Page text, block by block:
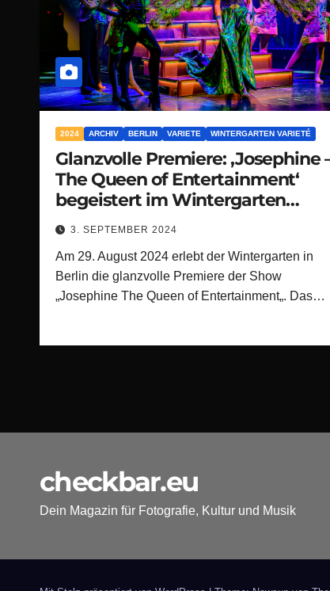
2024 ARCHIV BERLIN VARIETE WINTERGARTEN VARIETÉ
Glanzvolle Premiere: ‚Josephine
The Queen of Entertainment‘
begeistert im Wintergarten
Varieté Berlin
3. SEPTEMBER 2024
Am 29. August 2024 erlebt der Wintergarten in
Berlin die glanzvolle Premiere der Show
„Josephine The Queen of Entertainment„. Das…
checkbar.eu
Dein Magazin für Fotografie, Kultur und Musik